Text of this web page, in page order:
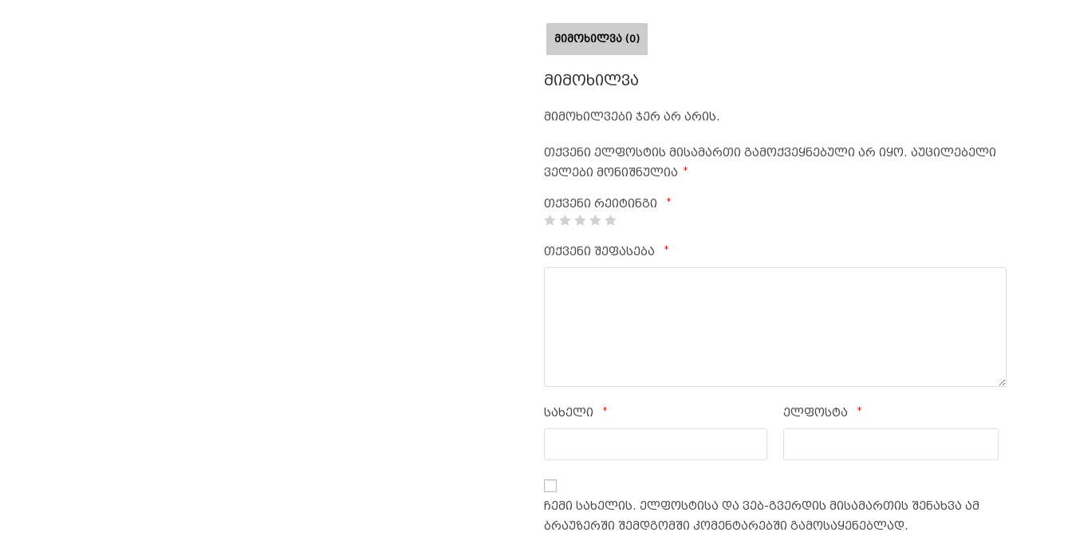
ᲛᲘᲛᲝᲮᲘᲚᲕᲐ (0)
მიმოხილვა
მიმოხილვები ჯერ არ არის.
თქვენი ელფოსტის მისამართი გამოქვეყნებული არ იყო. აუცილებელი
ველები მონიშნულია
*
თქვენი რეიტინგი *
თქვენი შეფასება *
სახელი * ელფოსტა *
ჩემი სახელის. ელფოსტისა და ვებ-გვერდის მისამართის შენახვა ამ
ბრაუზერში შემდგომში კომენტარებში გამოსაყენებლად.